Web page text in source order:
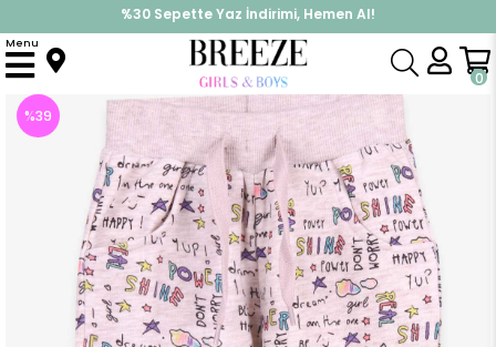
%30 Sepette Yaz İndirimi, Hemen Al!
İndirimlere ek %10 İndirimi Kap, Hemen Üye Ol!
0
Menu
Anasayfa Alt Giyim Eşofman Altı Kız Çocuk Eşofman Altı Yazı Desenli Bej Melanj (3 Yaş)
%39